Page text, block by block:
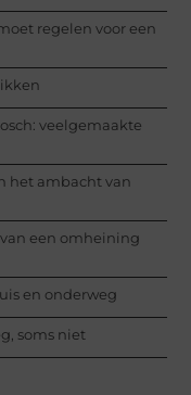
regelen voor een
veelgemaakte
het ambacht van
een omheining
en onderweg
soms niet